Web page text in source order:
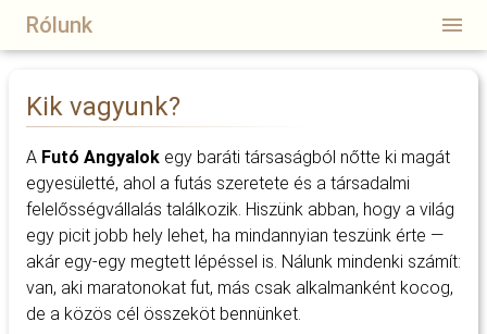
Rólunk
Kik vagyunk?
A Futó Angyalok egy baráti társaságból nőtte ki magát
egyesületté, ahol a futás szeretete és a társadalmi
felelősségvállalás találkozik. Hiszünk abban, hogy a világ
egy picit jobb hely lehet, ha mindannyian teszünk érte —
akár egy-egy megtett lépéssel is. Nálunk mindenki számít:
van, aki maratonokat fut, más csak alkalmanként kocog,
de a közös cél összeköt bennünket.